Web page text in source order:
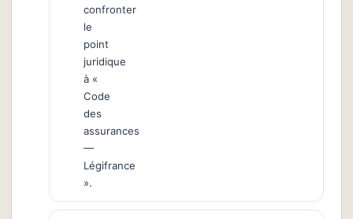
confronter
le
point
juridique
à «
Code
des
assurances
—
Légifrance
».